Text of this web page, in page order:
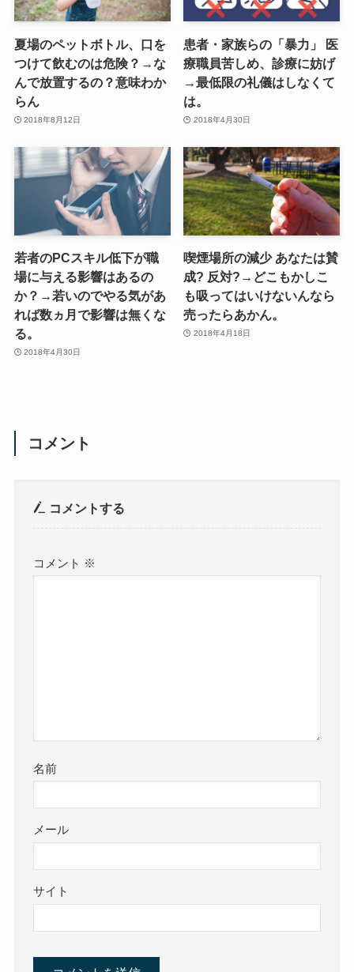
夏場のペットボトル、口を
つけて飲むのは危険？→な
んで放置するの？意味わか
らん
2018年8月12日
患者・家族らの「暴力」 医
療職員苦しめ、診療に妨げ
→最低限の礼儀はしなくて
は。
2018年4月30日
若者のPCスキル低下が職
場に与える影響はあるの
か？→若いのでやる気があ
れば数ヵ月で影響は無くな
る。
2018年4月30日
喫煙場所の減少 あなたは賛
成? 反対?→どこもかしこ
も吸ってはいけないんなら
売ったらあかん。
2018年4月18日
コメント
コメントする
コメント ※
名前
メール
サイト